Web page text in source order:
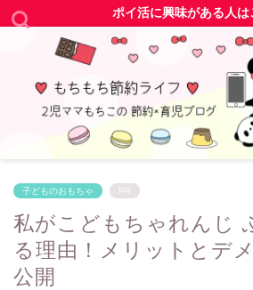
ポイ活に興味がある人は
子どものおもちゃ PR
私がこどもちゃれんじ
る理由！メリットとデ
公開